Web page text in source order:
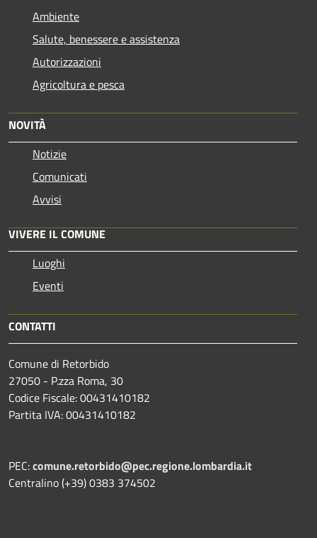
Ambiente
Salute, benessere e assistenza
Autorizzazioni
Agricoltura e pesca
NOVITÀ
Notizie
Comunicati
Avvisi
VIVERE IL COMUNE
Luoghi
Eventi
CONTATTI
Comune di Retorbido
27050 - P.zza Roma, 30
Codice Fiscale: 00431410182
Partita IVA: 00431410182
PEC:comune.retorbido@pec.regione.lombardia.it
Centralino (+39) 0383 374502